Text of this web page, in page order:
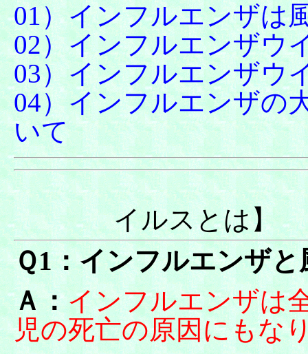
01）インフルエンザは
02）インフルエンザウ
03）インフルエンザウ
04）インフルエンザの
いて
【イン
イルスとは】
Ｑ1：インフルエンザ
Ａ：インフルエンザは
児の死亡の原因にもな